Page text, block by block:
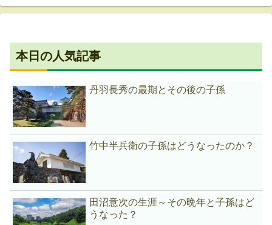
本日の人気記事
丹羽長秀の最期とその後の子孫
竹中半兵衛の子孫はどうなったのか？
田沼意次の生涯～その晩年と子孫はど
うなった？